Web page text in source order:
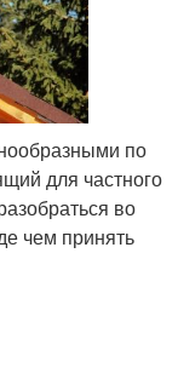
по
для частного
во
чем принять